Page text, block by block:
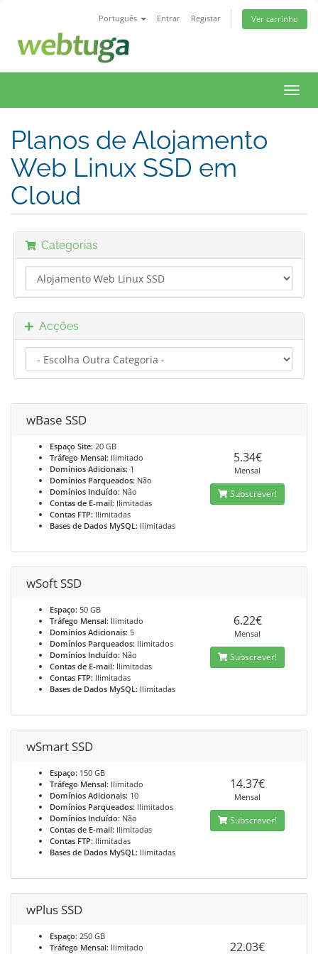
Português Entrar Registar Ver carrinho
Planos de Alojamento
Web Linux SSD em
Cloud
Categorias
Acções
wBase SSD
Espaço Site: 20 GB
Tráfego Mensal: Ilimitado
Domínios Adicionais: 1
Domínios Parqueados: Não
Domínios Incluído: Não
Contas de E-mail: Ilimitadas
Contas FTP: Ilimitadas
Bases de Dados MySQL: Ilimitadas
5.34€
Mensal
Subscrever!
wSoft SSD
Espaço: 50 GB
Tráfego Mensal: Ilimitado
Domínios Adicionais: 5
Domínios Parqueados: Ilimitados
Domínios Incluído: Não
Contas de E-mail: Ilimitadas
Contas FTP: Ilimitadas
Bases de Dados MySQL: Ilimitadas
6.22€
Mensal
Subscrever!
wSmart SSD
Espaço: 150 GB
Tráfego Mensal: Ilimitado
Domínios Adicionais: 10
Domínios Parqueados: Ilimitados
Domínios Incluído: Não
Contas de E-mail: Ilimitadas
Contas FTP: Ilimitadas
Bases de Dados MySQL: Ilimitadas
14.37€
Mensal
Subscrever!
wPlus SSD
Espaço: 250 GB
Tráfego Mensal: Ilimitado
22.03€